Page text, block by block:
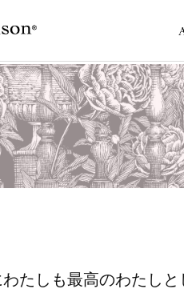
たしも最高のわたし